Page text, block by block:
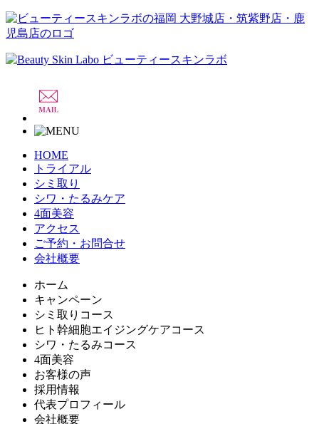
HOME
トライアル
シミ取り
シワ・たるみケア
4面美容
アクセス
ご予約・お問合せ
会社概要
ホーム
キャンペーン
シミ取りコース
ヒト幹細胞エイジングケアコース
シワ・たるみコース
4面美容
お客様の声
採用情報
代表プロフィール
会社概要